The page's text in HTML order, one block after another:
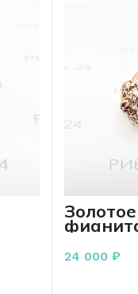
пробы
24 000₽